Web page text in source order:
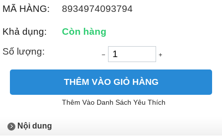
MÃ HÀNG: 8934974093794
Khả dụng:
Còn hàng
Số lượng:
− +
THÊM VÀO GIỎ HÀNG
Thêm Vào Danh Sách Yêu Thích
Nội dung